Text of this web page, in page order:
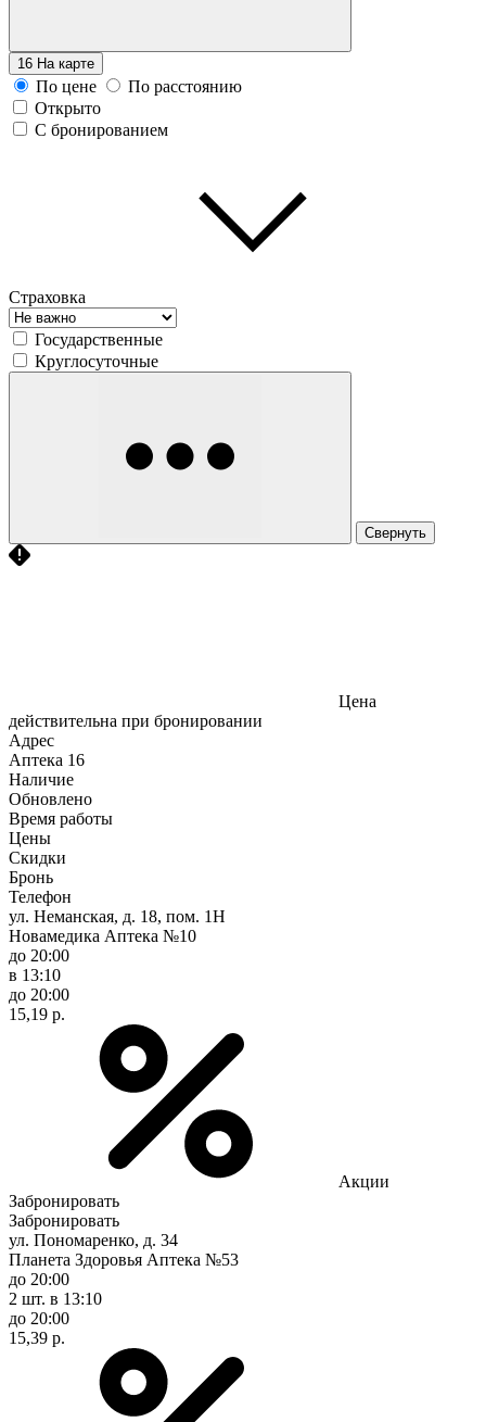
16 На карте
По цене
По расстоянию
Открыто
С бронированием
Страховка
Государственные
Круглосуточные
Свернуть
Цена
действительна при бронировании
Адрес
Аптека 16
Наличие
Обновлено
Время работы
Цены
Скидки
Бронь
Телефон
ул. Неманская, д. 18, пом. 1Н
Новамедика Аптека №10
до 20:00
в 13:10
до 20:00
15,19 р.
Акции
Забронировать
Забронировать
ул. Пономаренко, д. 34
Планета Здоровья Аптека №53
до 20:00
2 шт. в 13:10
до 20:00
15,39 р.